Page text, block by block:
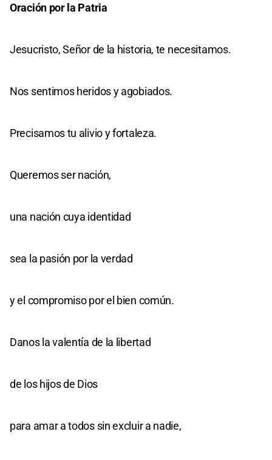
Oración por la Patria
Jesucristo, Señor de la historia, te necesitamos.
Nos sentimos heridos y agobiados.
Precisamos tu alivio y fortaleza.
Queremos ser nación,
una nación cuya identidad
sea la pasión por la verdad
y el compromiso por el bien común.
Danos la valentía de la libertad
de los hijos de Dios
para amar a todos sin excluir a nadie,